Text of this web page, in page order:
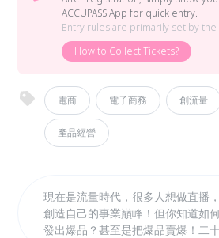
ACCUPASS App for quick entry.
Entry rules are primarily set by
How to Collect Tickets?
電商 電子商務 創流量
產品經營
現在是流量時代，很多人想做直播
創造自己的事業巔峰！但你知道如
發出爆品？甚至是把爆品賣爆！二